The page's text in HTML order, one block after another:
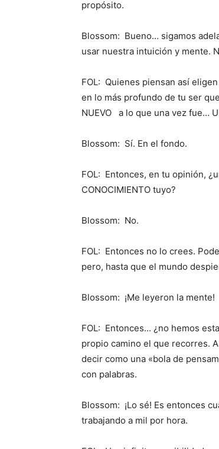
propósito.
Blossom: Bueno… sigamos
usar nuestra intuición y mente.
FOL: Quienes piensan así eligen
en lo más profundo de tu ser
NUEVO a lo que una vez fue…
Blossom: Sí. En el fondo.
FOL: Entonces, en tu opinión,
CONOCIMIENTO tuyo?
Blossom: No.
FOL: Entonces no lo crees.
pero, hasta que el mundo
Blossom: ¡Me leyeron la mente!
FOL: Entonces… ¿no hemos
propio camino el que recorres.
decir como una «bola de
con palabras.
Blossom: ¡Lo sé! Es entonces
trabajando a mil por hora.